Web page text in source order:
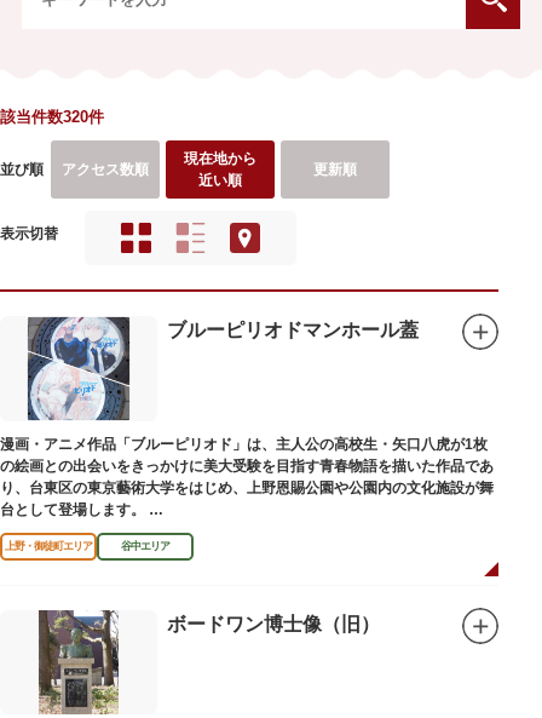
該当件数320件
並び順 アクセス数順
現在地から
近い順
更新順
表示切替
ブルーピリオドマンホール蓋
漫画・アニメ作品「ブルーピリオド」は、主人公の高校生・矢口八虎が1枚
の絵画との出会いをきっかけに美大受験を目指す青春物語を描いた作品であ
り、台東区の東京藝術大学をはじめ、上野恩賜公園や公園内の文化施設が舞
台として登場します。
区にゆかりのある本作品を通して、新たな観光スポット創出による誘客促進
と区内観光客の回遊性向上を図るため、こちらのマンホール蓋を設置しまし
設置年月日：令和4年3月1日
上野・御徒町エリア 谷中エリア
ボードワン博士像（旧）